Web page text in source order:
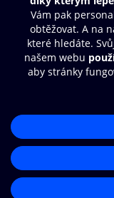
Další zábava
© O2 Czech Republic
Přístupnost
Zásady zpracování
Nastavení cookies